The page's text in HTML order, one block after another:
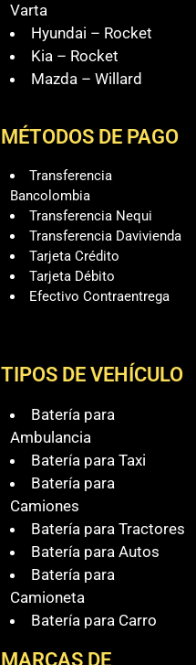
Varta
Hyundai – Rocket
Kia – Rocket
Mazda – Willard
MÉTODOS DE PAGO
Transferencia
Bancolombia
Transferencia Nequi
Transferencia Davivienda
Tarjeta Crédito
Tarjeta Débito
Efectivo Contraentrega
TIPOS DE VEHÍCULO
Batería para
Ambulancia
Batería para Taxi
Batería para
Camiones
Batería para Tractores
Batería para Autos
Batería para
Camioneta
Batería para Carro
MARCAS DE